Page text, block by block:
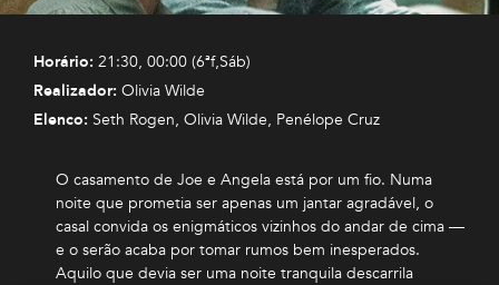
Horário: 21:30, 00:00 (6ªf,Sáb)
Realizador: Olivia Wilde
Elenco: Seth Rogen, Olivia Wilde, Penélope Cruz
O casamento de Joe e Angela está por um fio. Numa
noite que prometia ser apenas um jantar agradável, o
casal convida os enigmáticos vizinhos do andar de cima —
e o serão acaba por tomar rumos bem inesperados.
Aquilo que devia ser uma noite tranquila descarrila